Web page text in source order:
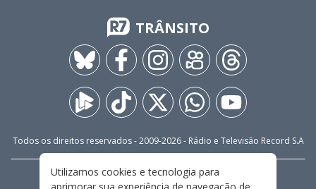
TRÂNSITO
Todos os direitos reservados - 2009-2026- Rádio e Televisão Record S.A
FALE CONOSCO PRIVACIDADE
Utilizamos cookies e tecnologia para